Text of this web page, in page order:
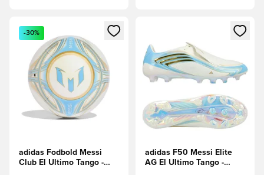
Åbner en Modal til at logge ind eller tilmelde dig som
-30%
adidas Fodbold Messi
Club El Ultimo Tango -
Åbner en Modal til at logge
adidas F50 Messi Elite
AG El Ultimo Tango -